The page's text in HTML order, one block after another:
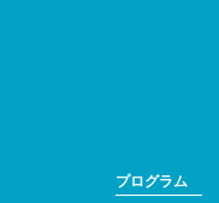
プログラム